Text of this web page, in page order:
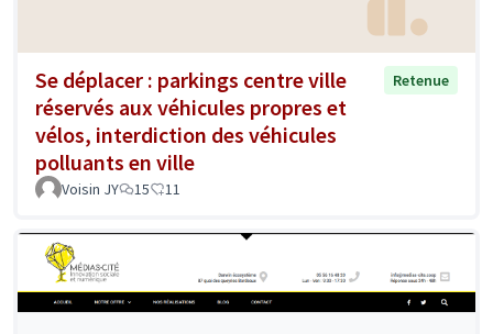
Se déplacer : parkings centre ville
réservés aux véhicules propres et
vélos, interdiction des véhicules
polluants en ville
Retenue
Voisin JY 15 11